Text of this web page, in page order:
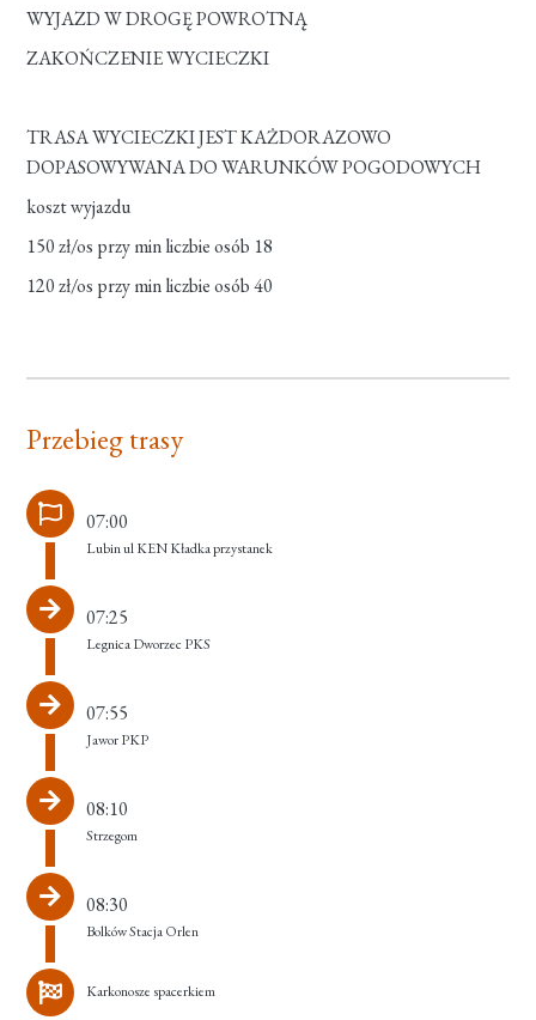
WYJAZD W DROGĘ POWROTNĄ
ZAKOŃCZENIE WYCIECZKI
TRASA WYCIECZKI JEST KAŻDORAZOWO
DOPASOWYWANA DO WARUNKÓW POGODOWYCH
koszt wyjazdu
150 zł/os przy min liczbie osób 18
120 zł/os przy min liczbie osób 40
Przebieg trasy
07:00
Lubin ul KEN Kładka przystanek
07:25
Legnica Dworzec PKS
07:55
Jawor PKP
08:10
Strzegom
08:30
Bolków Stacja Orlen
Karkonosze spacerkiem